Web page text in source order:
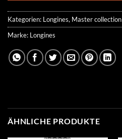
Kategorien: Longines, Master collection
Marke: Longines
ÄHNLICHE PRODUKTE